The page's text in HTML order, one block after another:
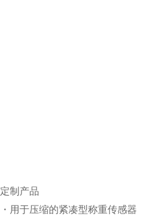
定制产品
・用于压缩的紧凑型称重传感器